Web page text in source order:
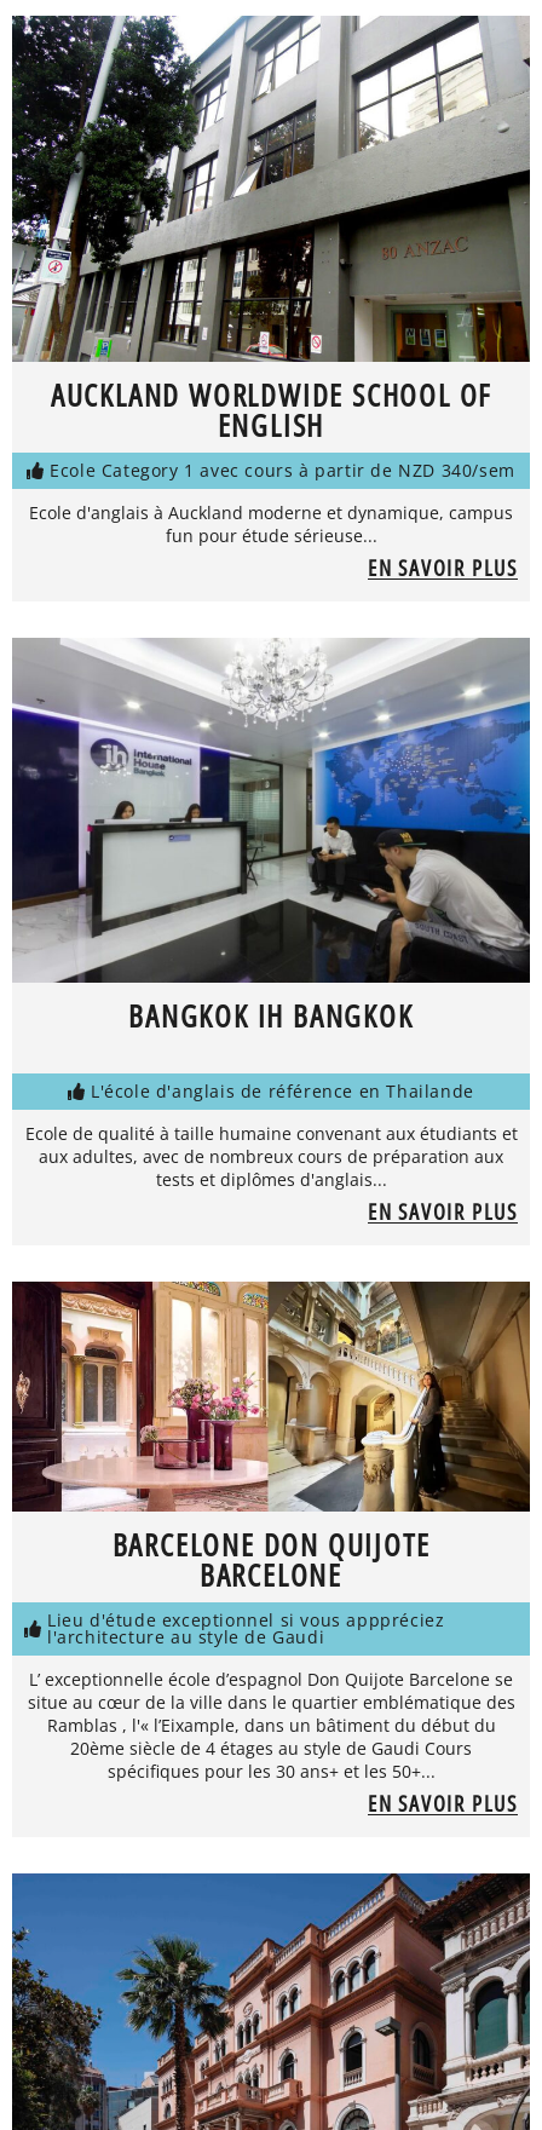
AUCKLAND WORLDWIDE SCHOOL OF
ENGLISH
Ecole Category 1 avec cours à partir de NZD 340/sem
Ecole d'anglais à Auckland moderne et dynamique, campus
fun pour étude sérieuse...
EN SAVOIR PLUS
BANGKOK IH BANGKOK
L'école d'anglais de référence en Thailande
Ecole de qualité à taille humaine convenant aux étudiants et
aux adultes, avec de nombreux cours de préparation aux
tests et diplômes d'anglais...
EN SAVOIR PLUS
BARCELONE DON QUIJOTE
BARCELONE
Lieu d'étude exceptionnel si vous apppréciez
l'architecture au style de Gaudi
L’ exceptionnelle école d’espagnol Don Quijote Barcelone se
situe au cœur de la ville dans le quartier emblématique des
Ramblas , l'« l’Eixample, dans un bâtiment du début du
20ème siècle de 4 étages au style de Gaudi Cours
spécifiques pour les 30 ans+ et les 50+...
EN SAVOIR PLUS